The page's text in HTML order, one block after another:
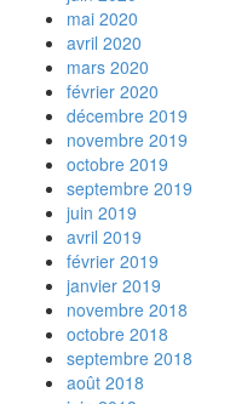
mai 2020
avril 2020
mars 2020
février 2020
décembre 2019
novembre 2019
octobre 2019
septembre 2019
juin 2019
avril 2019
février 2019
janvier 2019
novembre 2018
octobre 2018
septembre 2018
août 2018